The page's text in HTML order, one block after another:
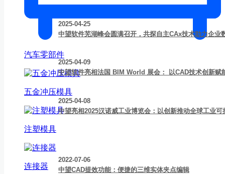
汽车零部件
五金冲压模具
注塑模具
连接器
2025-04-25
中望软件芜湖峰会圆满召开，共探自主CAx技术助力企业
2025-04-09
中望软件亮相法国 BIM World 展会： 以CAD技术创新赋
2025-04-08
中望亮相2025汉诺威工业博览会：以创新推动全球工业可
2022-07-06
中望CAD提效功能：便捷的三维实体夹点编辑